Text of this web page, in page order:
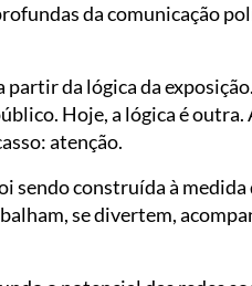
da comunicação
da lógica da
Hoje, a lógica é outra.
atenção.
sendo construída à medida
se divertem,